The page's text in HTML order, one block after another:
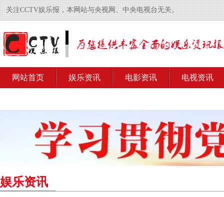
关注CCTV娱乐报，本网站与央视网、中央电视台无关。
网站首页 娱乐资讯 电影资讯 电视资讯
娱乐资讯